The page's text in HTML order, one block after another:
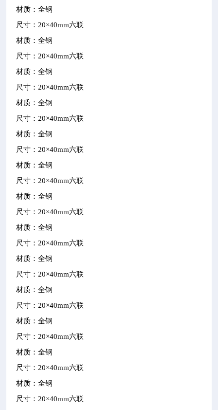
材质：全钢
尺寸： 20×40mm六联
材质：全钢
尺寸： 20×40mm六联
材质：全钢
尺寸： 20×40mm六联
材质：全钢
尺寸： 20×40mm六联
材质：全钢
尺寸： 20×40mm六联
材质：全钢
尺寸： 20×40mm六联
材质：全钢
尺寸： 20×40mm六联
材质：全钢
尺寸： 20×40mm六联
材质：全钢
尺寸： 20×40mm六联
材质：全钢
尺寸： 20×40mm六联
材质：全钢
尺寸： 20×40mm六联
材质：全钢
尺寸： 20×40mm六联
材质：全钢
尺寸： 20×40mm六联